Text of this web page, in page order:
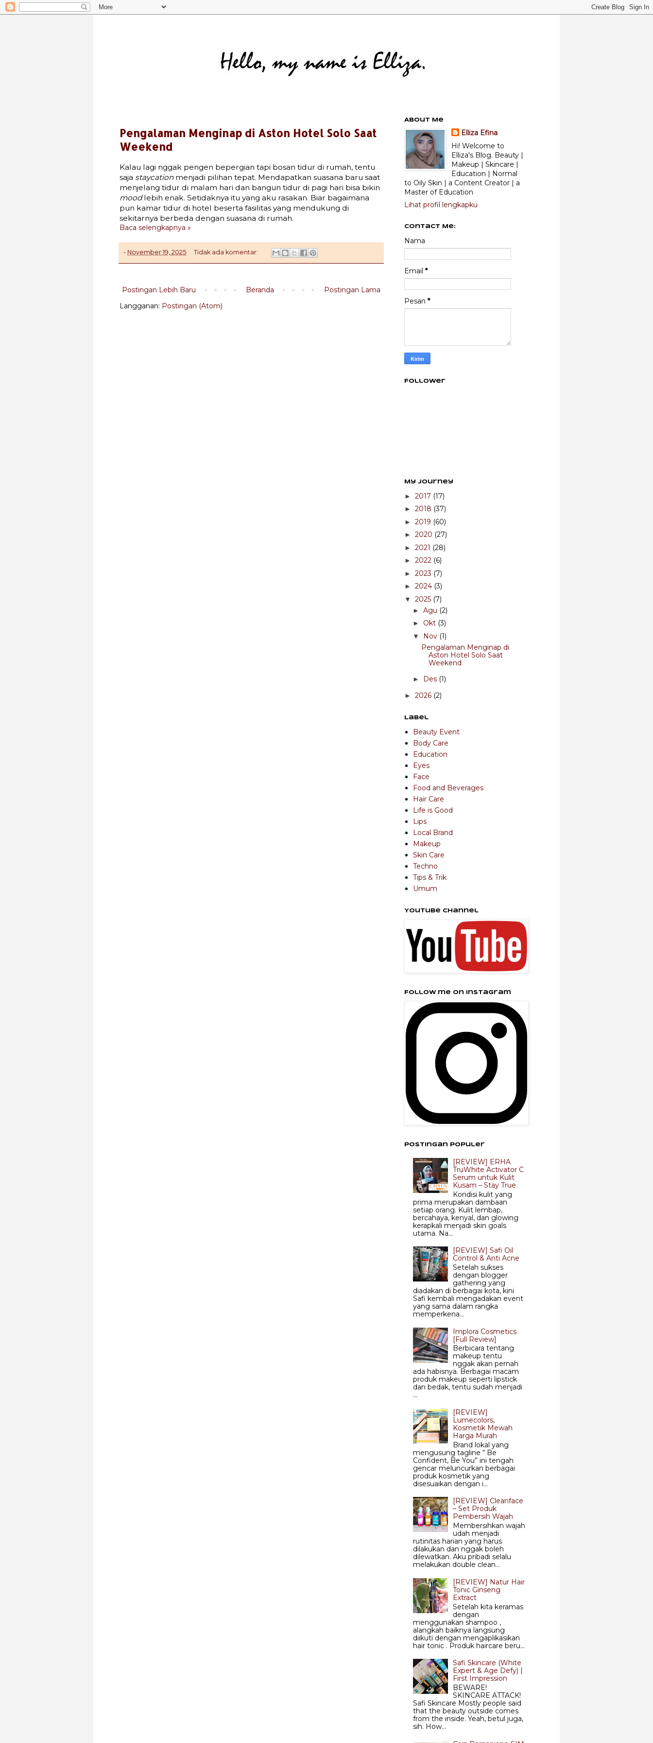
Pengalaman Menginap di Aston Hotel Solo Saat
Weekend
Kalau lagi nggak pengen bepergian tapi bosan tidur di rumah, tentu
saja staycationmenjadi pilihan tepat. Mendapatkan suasana baru saat
menjelang tidur di malam hari dan bangun tidur di pagi hari bisa bikin
moodlebih enak. Setidaknya itu yang aku rasakan. Biar bagaimana
pun kamar tidur di hotel beserta fasilitas yang mendukung di
sekitarnya berbeda dengan suasana di rumah.
Baca selengkapnya »
- November 19, 2025 Tidak ada komentar:
Postingan Lebih Baru Postingan Lama
Beranda
Langganan: Postingan (Atom)
About Me
Elliza Efina
Hi! Welcome to
Elliza's Blog. Beauty |
Makeup | Skincare |
Education | Normal
to Oily Skin | a Content Creator | a
Master of Education
Lihat profil lengkapku
Contact Me:
Nama
Email *
Pesan *
Follower
My Journey
► 2017 (17)
► 2018 (37)
► 2019 (60)
► 2020 (27)
► 2021 (28)
► 2022 (6)
► 2023 (7)
► 2024 (3)
▼ 2025 (7)
► Agu (2)
► Okt (3)
▼ Nov (1)
Pengalaman Menginap di
Aston Hotel Solo Saat
Weekend
► Des (1)
► 2026 (2)
Label
Beauty Event
Body Care
Education
Eyes
Face
Food and Beverages
Hair Care
Life is Good
Lips
Local Brand
Makeup
Skin Care
Techno
Tips & Trik
Umum
Youtube Channel
Follow me on Instagram
Postingan Populer
[REVIEW] ERHA
TruWhite Activator C
Serum untuk Kulit
Kusam – Stay True
Kondisi kulit yang
prima merupakan dambaan
setiap orang. Kulit lembap,
bercahaya, kenyal, dan glowing
kerapkali menjadi skin goals
utama. Na...
[REVIEW] Safi Oil
Control & Anti Acne
Setelah sukses
dengan blogger
gathering yang
diadakan di berbagai kota, kini
Safi kembali mengadakan event
yang sama dalam rangka
memperkena...
Implora Cosmetics
[Full Review]
Berbicara tentang
makeup tentu
nggak akan pernah
ada habisnya. Berbagai macam
produk makeup seperti lipstick
dan bedak, tentu sudah menjadi
...
[REVIEW]
Lumecolors,
Kosmetik Mewah
Harga Murah
Brand lokal yang
mengusung tagline “ Be
Confident, Be You” ini tengah
gencar meluncurkan berbagai
produk kosmetik yang
disesuaikan dengan i...
[REVIEW] Cleanface
– Set Produk
Pembersih Wajah
Membersihkan wajah
udah menjadi
rutinitas harian yang harus
dilakukan dan nggak boleh
dilewatkan. Aku pribadi selalu
melakukan double clean...
[REVIEW] Natur Hair
Tonic Ginseng
Extract
Setelah kita keramas
dengan
menggunakan shampoo ,
alangkah baiknya langsung
diikuti dengan mengaplikasikan
hair tonic . Produk haircare beru...
Safi Skincare (White
Expert & Age Defy) |
First Impression
BEWARE!
SKINCARE ATTACK!
Safi Skincare Mostly people said
that the beauty outside comes
from the inside. Yeah, betul juga,
sih. How...